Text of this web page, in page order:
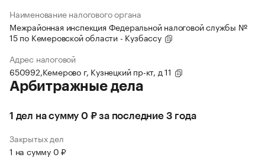
Наименование налогового органа
Межрайонная инспекция Федеральной налоговой службы №
15 по Кемеровской области - Кузбассу
Адрес налоговой
650992,Кемерово г, Кузнецкий пр-кт, д 11
Арбитражные дела
1 дел на сумму 0 ₽ за последние 3 года
Закрытых дел
1 на сумму 0 ₽